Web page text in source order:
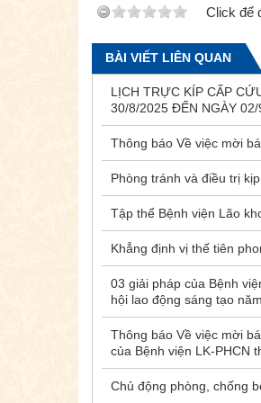
Click để
BÀI VIẾT LIÊN QUAN
LỊCH TRỰC KÍP CẤP
30/8/2025 ĐẾN NGÀY
Thông báo Về việc mời
Phòng tránh và điều trị
Tập thể Bệnh viện Lão
Khẳng định vị thế tiên
03 giải pháp của Bệnh
hội lao động sáng tạo
Thông báo Về việc mời
của Bệnh viện LK-PHCN
Chủ động phòng, chống